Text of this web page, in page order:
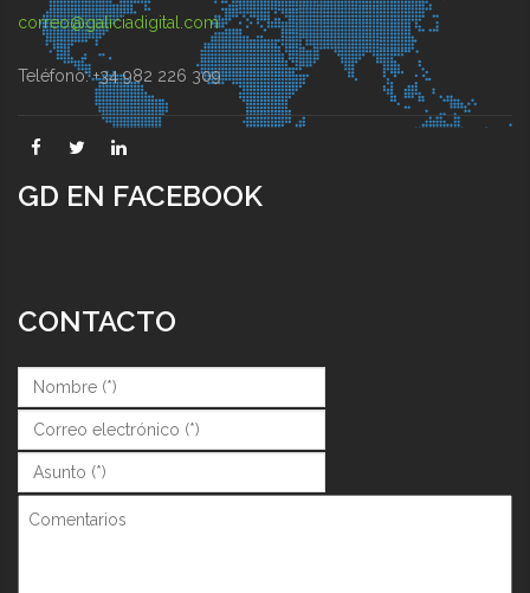
correo@galiciadigital.com
Teléfono: +34 982 226 309
GD EN FACEBOOK
CONTACTO
Nombre (*)*
Correo (*)*
Asunto (*)*
Comentarios